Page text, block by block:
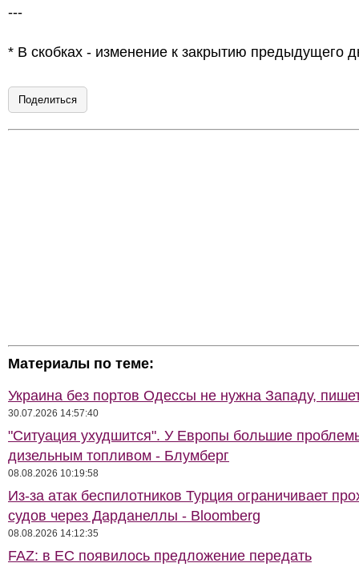
---
* В скобках - изменение к закрытию предыдущего
Поделиться
Материалы по теме:
Украина без портов Одессы не нужна Западу,
30.07.2026 14:57:40
"Ситуация ухудшится". У Европы большие
дизельным топливом - Блумберг
08.08.2026 10:19:58
Из-за атак беспилотников Турция ограничивает
судов через Дарданеллы - Bloomberg
08.08.2026 14:12:35
FAZ: в ЕС появилось предложение передать